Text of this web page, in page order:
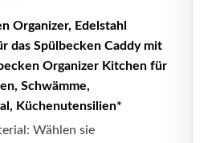
Organizer, Edelstahl
das Spülbecken Caddy mit
Organizer Kitchen für
Schwämme,
Küchenutensilien*
Wählen sie